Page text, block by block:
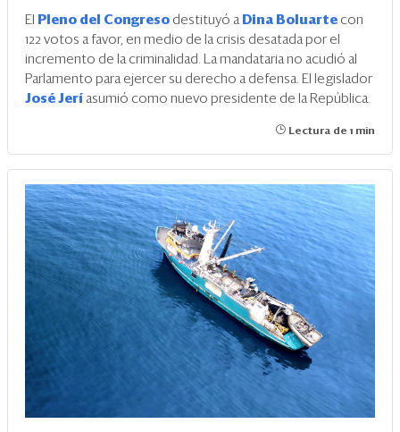
El Pleno del Congreso destituyó a Dina Boluarte con
122 votos a favor, en medio de la crisis desatada por el
incremento de la criminalidad. La mandataria no acudió al
Parlamento para ejercer su derecho a defensa. El legislador
José Jerí asumió como nuevo presidente de la República.
Lectura de 1 min